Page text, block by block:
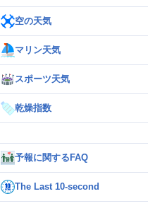
空の天気
マリン天気
スポーツ天気
乾燥指数
予報に関するFAQ
The Last 10-second